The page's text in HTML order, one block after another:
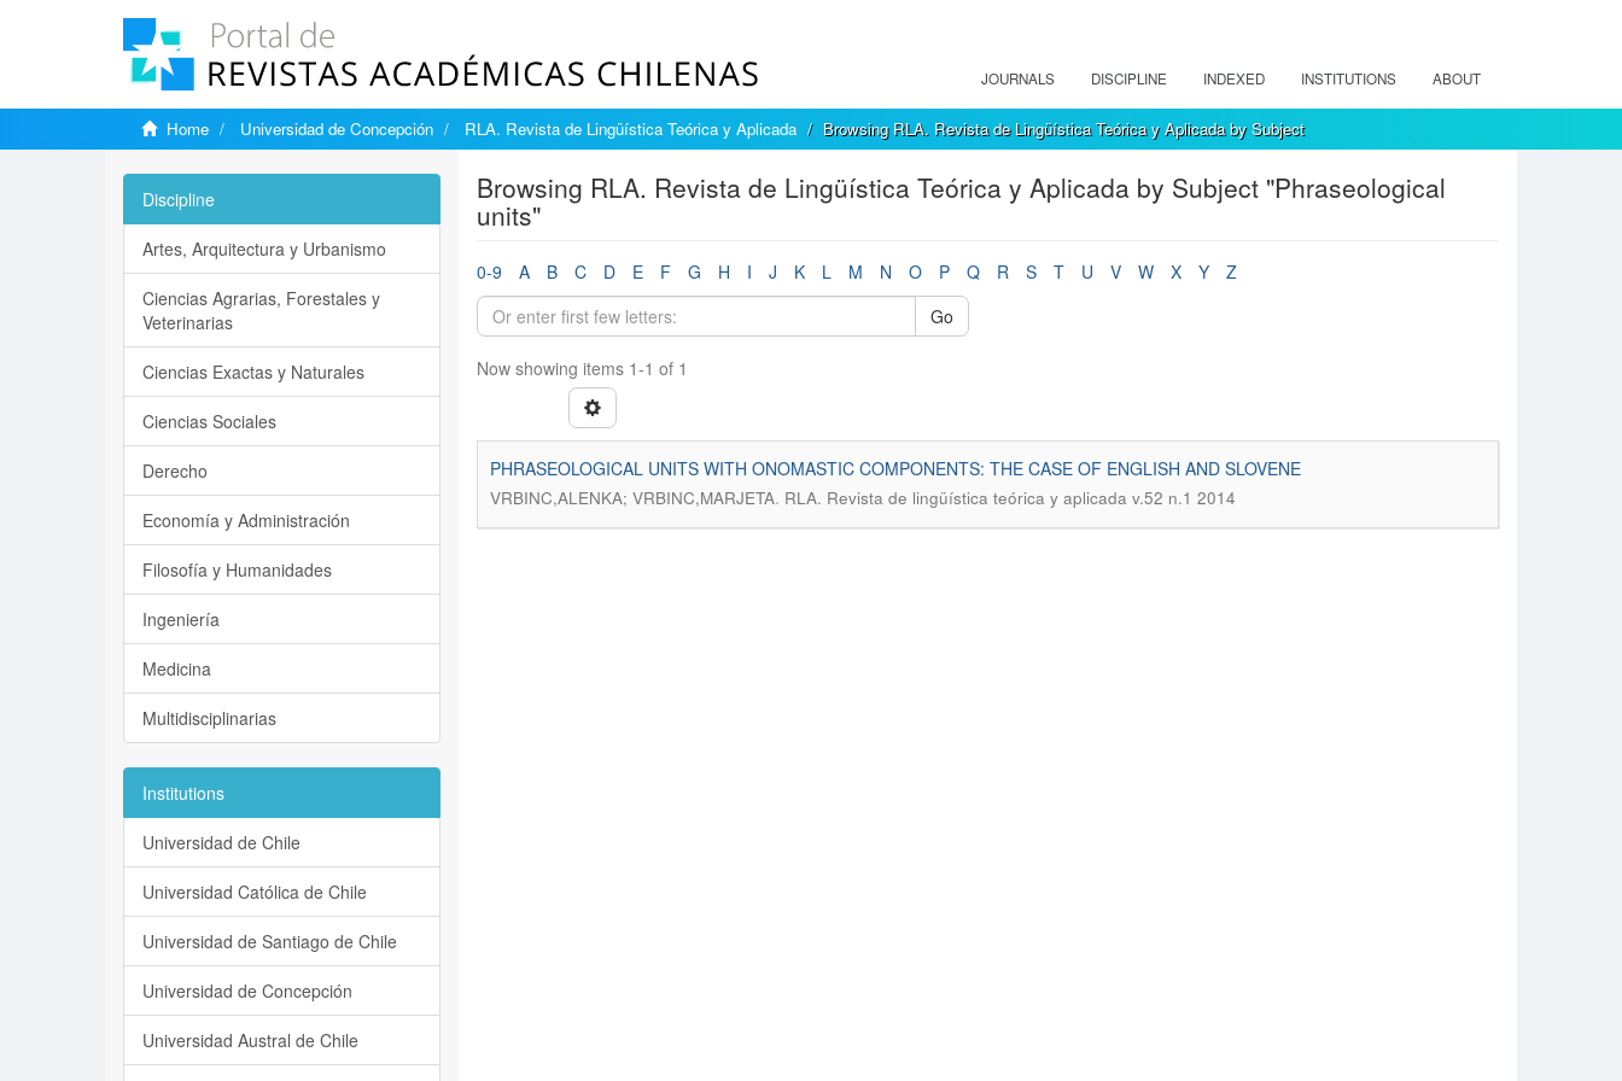
JOURNALS DISCIPLINE INDEXED INSTITUTIONS ABOUT
Home Universidad de Concepción RLA. Revista de Lingüística Teórica y Aplicada Browsing RLA. Revista de Lingüística Teórica y Aplicada by Subject
Browsing RLA. Revista de Lingüística Teórica y Aplicada by Subject "Phraseological
units"
0-9 A B C D E F G H I J K L M N O P Q R S T U V W X Y
Z
Go
Now showing items 1-1 of 1
PHRASEOLOGICAL UNITS WITH ONOMASTIC COMPONENTS: THE CASE OF ENGLISH AND SLOVENE
VRBINC,ALENKA; VRBINC,MARJETA. RLA. Revista de lingüística teórica y aplicada v.52 n.1 2014
Discipline
Artes, Arquitectura y Urbanismo
Ciencias Agrarias, Forestales y
Veterinarias
Ciencias Exactas y Naturales
Ciencias Sociales
Derecho
Economía y Administración
Filosofía y Humanidades
Ingeniería
Medicina
Multidisciplinarias
Institutions
Universidad de Chile
Universidad Católica de Chile
Universidad de Santiago de Chile
Universidad de Concepción
Universidad Austral de Chile